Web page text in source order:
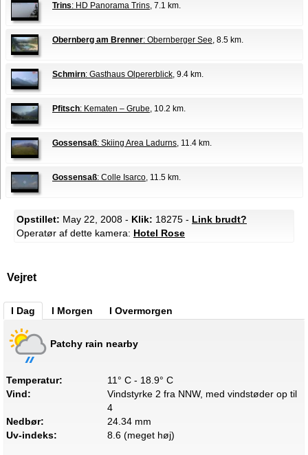
Trins: HD Panorama Trins, 7.1 km.
Obernberg am Brenner: Obernberger See, 8.5 km.
Schmirn: Gasthaus Olpererblick, 9.4 km.
Pfitsch: Kematen – Grube, 10.2 km.
Gossensaß: Skiing Area Ladurns, 11.4 km.
Gossensaß: Colle Isarco, 11.5 km.
Opstillet: May 22, 2008 - Klik: 18275 - Link brudt?
Operatør af dette kamera: Hotel Rose
Vejret
I Dag I Morgen I Overmorgen
Patchy rain nearby
Temperatur:
11° C - 18.9° C
Vind:
Vindstyrke 2 fra NNW, med vindstøder op til
4
Nedbør:
24.34 mm
Uv-indeks:
8.6 (meget høj)